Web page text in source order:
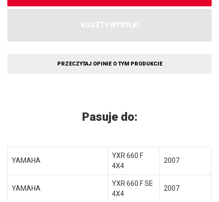
KOSZTY WYSYŁKI
PRZECZYTAJ OPINIE O TYM PRODUKCIE
Pasuje do:
YAMAHA
YXR 660 F
4X4
2007
YAMAHA
YXR 660 F SE
4X4
2007